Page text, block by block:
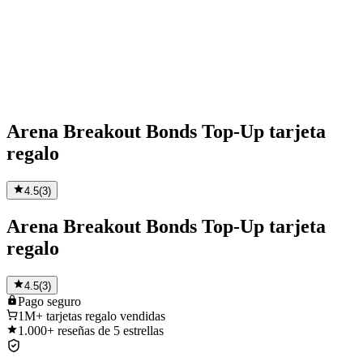
Arena Breakout Bonds Top-Up tarjeta
regalo
4.5(3)
Arena Breakout Bonds Top-Up tarjeta
regalo
4.5(3)
Pago seguro
1M+ tarjetas regalo vendidas
1.000+ reseñas de 5 estrellas